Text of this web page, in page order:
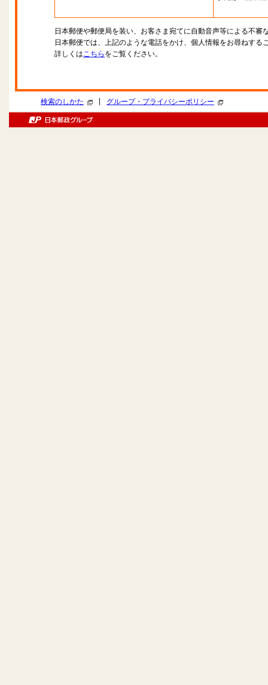
日本郵便や郵便局を装い、お客さま宛てに自動音声等による不審
日本郵便では、上記のような電話をかけ、個人情報をお尋ねする
詳しくはこちら をご覧ください。
検索のしかた グループ・プライバシーポリシー